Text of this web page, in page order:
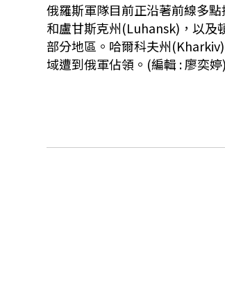
俄羅斯軍隊目前正沿著前線多
和盧甘斯克州(Luhansk)，以
部分地區。哈爾科夫州
域遭到俄軍佔領。(編輯 : 廖奕婷)